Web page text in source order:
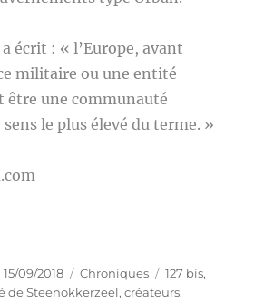
écrit : « l’Europe, avant
militaire ou une entité
être une communauté
le plus élevé du terme. »
Publié
le
15/09/2018 Catégories
Chroniques Étiquettes
127 bis,
de Steenokkerzeel,créateurs,